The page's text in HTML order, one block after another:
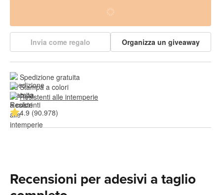
Invia come regalo Organizza un giveaway
Spedizione gratuita
Stampa a colori
Resistenti alle intemperie
4.9 (90.978)
Recensioni per adesivi a taglio